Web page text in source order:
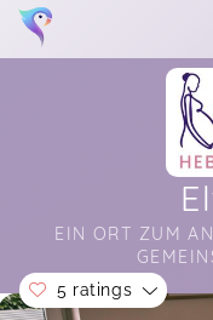
EIN ORT ZUM
Soon you will learn
5 ratings